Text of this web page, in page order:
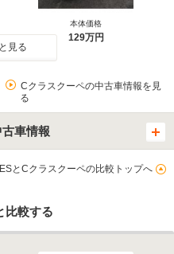
本体価格
129万円
見る
Cクラスクーペの中古車情報を見
る
車情報
ESとCクラスクーペの比較トップへ
比較する